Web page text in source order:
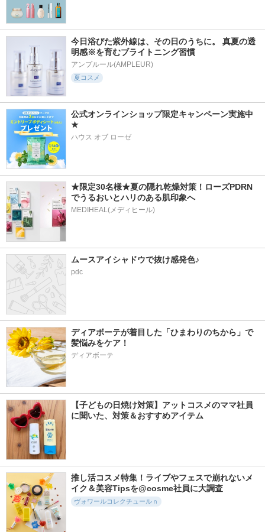
今日浴びた紫外線は、その日のうちに。 真夏の透
明感※を育むブライトニング習慣
アンプルール(AMPLEUR)
夏コスメ
公式オンラインショップ限定キャンペーン実施中
★
ハウス オブ ローゼ
★限定30名様★夏の隠れ乾燥対策！ローズPDRN
でうるおいとハリのある肌印象へ
MEDIHEAL(メディヒール)
ムースアイシャドウで抜け感発色♪
pdc
ディアボーテが着目した「ひまわりのちから」で
髪悩みをケア！
ディアボーテ
【子どもの日焼け対策】アットコスメのママ社員
に聞いた、対策＆おすすめアイテム
推し活コスメ特集！ライブやフェスで崩れないメ
イク＆美容Tipsを@cosme社員に大調査
ヴォワールコレクチュールｎ